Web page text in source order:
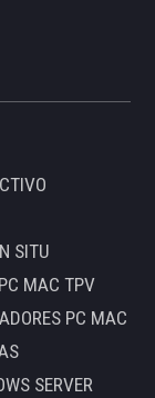
SITU
MAC TPV
PC MAC
SERVER